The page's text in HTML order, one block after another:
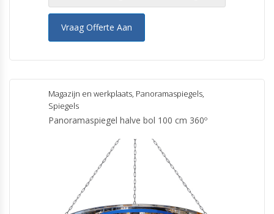
Vraag Offerte Aan
Magazijn en werkplaats, Panoramaspiegels,
Spiegels
Panoramaspiegel halve bol 100 cm 360º